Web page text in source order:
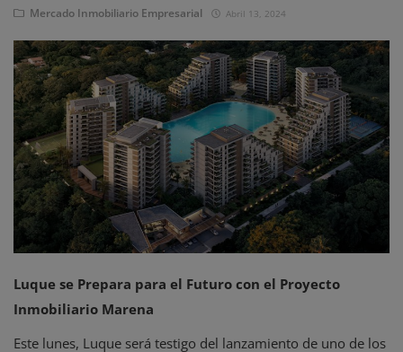
Eventos
Mercado Inmobiliario Empresarial Abril 13, 2024
Luque se Prepara para el Futuro con el Proyecto
Inmobiliario Marena
Este lunes, Luque será testigo del lanzamiento de uno de los